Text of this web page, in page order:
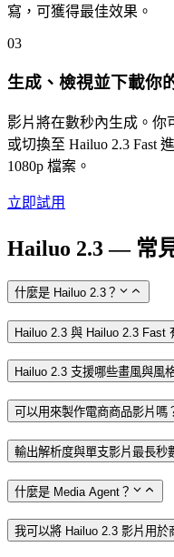
寫，可獲得最佳效果。
03
生成、檢視並下載你
影片將在數秒內生成。你
或切換至 Hailuo 2.3 Fast
1080p 檔案。
立即試用
Hailuo 2.3 — 常
什麼是 Hailuo 2.3？
Hailuo 2.3 與 Hailuo 2.3 Fast
Hailuo 2.3 支援哪些畫風與風
可以用來製作電商商品影片嗎
輸出解析度與單支影片最長秒
什麼是 Media Agent？
我可以將 Hailuo 2.3 影片用於